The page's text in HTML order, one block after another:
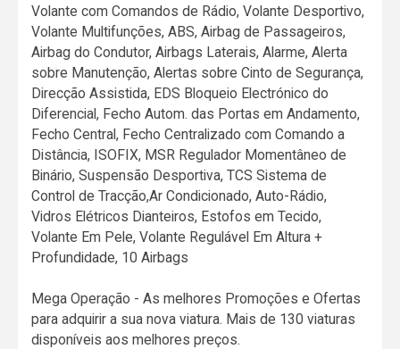
Volante com Comandos de Rádio, Volante Desportivo,
Volante Multifunções, ABS, Airbag de Passageiros,
Airbag do Condutor, Airbags Laterais, Alarme, Alerta
sobre Manutenção, Alertas sobre Cinto de Segurança,
Direcção Assistida, EDS Bloqueio Electrónico do
Diferencial, Fecho Autom. das Portas em Andamento,
Fecho Central, Fecho Centralizado com Comando a
Distância, ISOFIX, MSR Regulador Momentâneo de
Binário, Suspensão Desportiva, TCS Sistema de
Control de Tracção,Ar Condicionado, Auto-Rádio,
Vidros Elétricos Dianteiros, Estofos em Tecido,
Volante Em Pele, Volante Regulável Em Altura +
Profundidade, 10 Airbags
Mega Operação - As melhores Promoções e Ofertas
para adquirir a sua nova viatura. Mais de 130 viaturas
disponíveis aos melhores preços.